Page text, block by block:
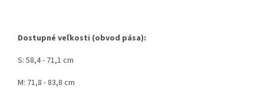
Dostupné veľkosti (obvod pása):
S: 58,4 - 71,1 cm
M: 71,8 - 83,8 cm